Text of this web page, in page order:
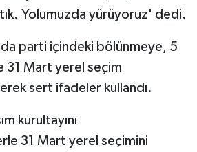
Yolumuzda yürüyoruz' dedi.
parti içindeki bölünmeye, 5
31 Mart yerel seçim
sert ifadeler kullandı.
kurultayını
31 Mart yerel seçimini